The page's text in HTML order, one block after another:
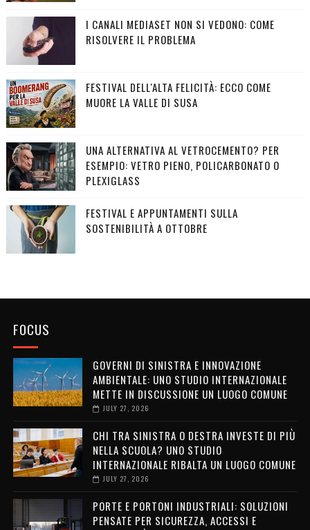
I CANALI MEDIASET NON SI VEDONO: COME
RISOLVERE IL PROBLEMA
FESTIVAL DELL'ALTA FELICITÀ: ECCO COME
MUORE LA VALLE DI SUSA
UNA ALTERNATIVA AL VETROCEMENTO? PER
ESEMPIO: VETRO PIENO, POLICARBONATO O
PLEXIGLASS
FESTIVAL E APPUNTAMENTI SULLA
SOSTENIBILITÀ A OTTOBRE
FOCUS
GOVERNI DI SINISTRA E INNOVAZIONE
AMBIENTALE: UNO STUDIO INTERNAZIONALE
METTE IN DISCUSSIONE UN LUOGO COMUNE
JULY 27, 2026
CHI TRA SINISTRA O DESTRA INVESTE DI PIÙ
NELLA SCUOLA? UNO STUDIO
INTERNAZIONALE RIBALTA UN LUOGO COMUNE
JULY 27, 2026
PORTE E PORTONI INDUSTRIALI: SOLUZIONI
PENSATE PER SICUREZZA, ACCESSI E